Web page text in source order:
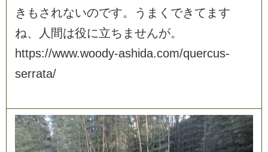
き も さ れないのです。 う ま く でき て ま す
ね、 人 間は役に立ち ま せんが。
https://www.woody-ashida.com/quercus-
serrata/